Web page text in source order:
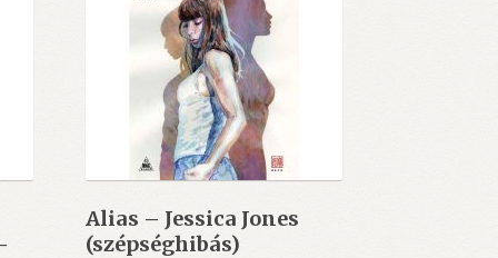
Alias – Jessica Jones
(szépséghibás)